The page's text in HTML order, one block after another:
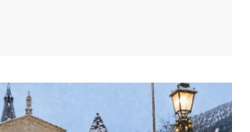
terroir, idées cadeaux, boissons